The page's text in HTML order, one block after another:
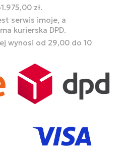
zł.
serwis imoje, a
kurierska DPD.
wynosi od 29,00 do 10